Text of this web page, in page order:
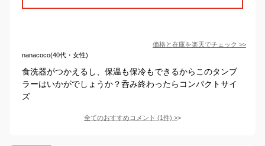
価格と在庫を楽天でチェック >>
nanacoco(40代・女性)
食洗器がつかえるし、保温も保冷もできるからこのタンブ
ラーはいかがでしょうか？呑み終わったらコンパクトサイ
ズ
全てのおすすめコメント (1件) >